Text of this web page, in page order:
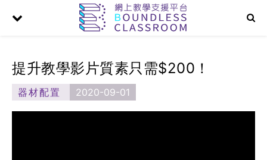
提升教學影片質素只需$200！
器材配置 2020-09-01